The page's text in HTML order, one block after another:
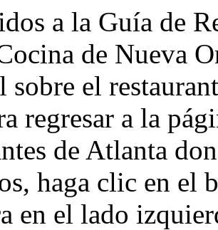
a la Guía de
de Nueva
sobre el
regresar a la
de Atlanta
haga clic en el
en el lado